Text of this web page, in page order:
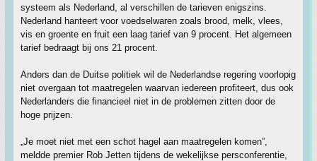
systeem als Nederland, al verschillen de tarieven enigszins.
Nederland hanteert voor voedselwaren zoals brood, melk, vlees,
vis en groente en fruit een laag tarief van 9 procent. Het algemeen
tarief bedraagt bij ons 21 procent.
Anders dan de Duitse politiek wil de Nederlandse regering voorlopig
niet overgaan tot maatregelen waarvan iedereen profiteert, dus ook
Nederlanders die financieel niet in de problemen zitten door de
hoge prijzen.
„Je moet niet met een schot hagel aan maatregelen komen”,
meldde premier Rob Jetten tijdens de wekelijkse persconferentie,